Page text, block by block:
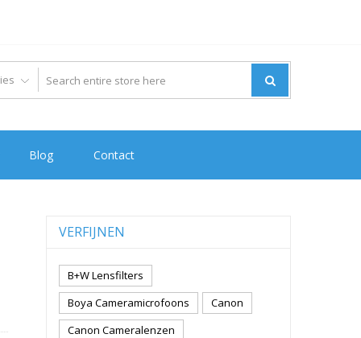
Blog Contact
VERFIJNEN
B+W Lensfilters
Boya Cameramicrofoons
Canon
Canon Cameralenzen